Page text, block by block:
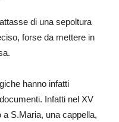
di una sepoltura
forse da mettere in
hanno infatti
Infatti nel XV
S.Maria, una cappella,